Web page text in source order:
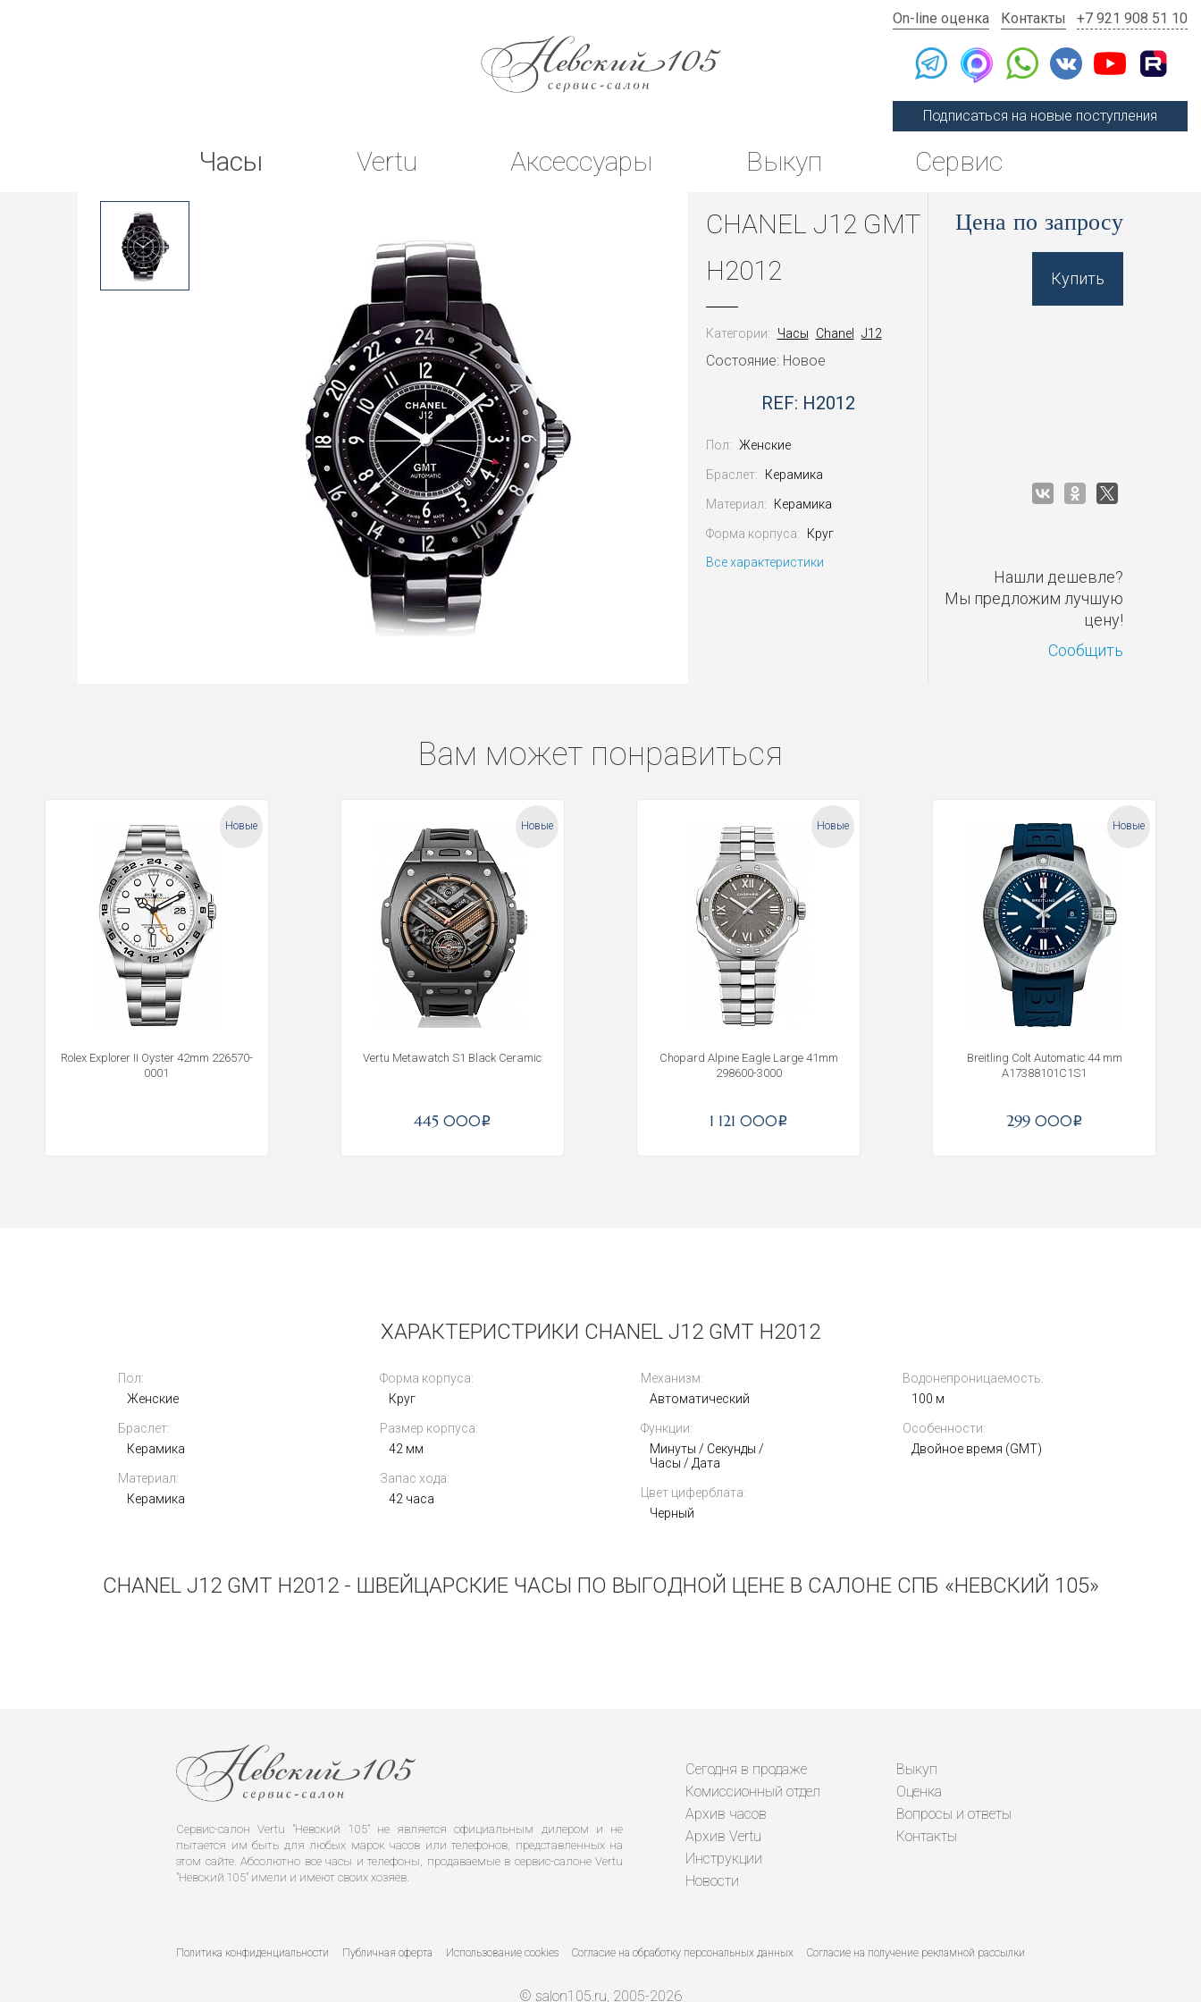
On-line оценка Контакты +7 921 908 51 10
Подписаться на новые поступления
Часы Vertu Аксессуары Выкуп
Сервис
CHANEL J12 GMT
H2012
Категории: Часы Chanel J12
Состояние: Новое
REF: H2012
Пол: Женские
Браслет: Керамика
Материал: Керамика
Форма корпуса:
Круг
Все характеристики
Цена по запросу
Купить
Нашли дешевле?
Мы предложим лучшую
цену!
Сообщить
Вам может понравиться
Новые
Rolex Explorer II Oyster 42mm 226570-
0001
Новые
Vertu Metawatch S1 Black Ceramic
445 000i
Новые
Chopard Alpine Eagle Large 41mm
298600-3000
1 121 000i
Новые
Breitling Colt Automatic 44 mm
A17388101C1S1
299 000i
Rolex Oyster Perpetual 41mm 124300-
0005
1 030 000
ХАРАКТЕРИСТРИКИ CHANEL J12 GMT H2012
Пол:
Женские
Браслет:
Керамика
Материал:
Керамика
Форма корпуса:
Круг
Размер корпуса:
42 мм
Запас хода:
42 часа
Механизм:
Автоматический
Функции:
Минуты / Секунды /
Часы / Дата
Цвет циферблата:
Черный
Водонепроницаемость:
100 м
Особенности:
Двойное время (GMT)
CHANEL J12 GMT H2012 - ШВЕЙЦАРСКИЕ ЧАСЫ ПО ВЫГОДНОЙ ЦЕНЕ В САЛОНЕ СПБ «НЕВСКИЙ 105»
Сервис-салон Vertu "Невский 105" не является официальным дилером и не
пытается им быть для любых марок часов или телефонов, представленных на
этом сайте. Абсолютно все часы и телефоны, продаваемые в сервис-салоне Vertu
"Невский 105" имели и имеют своих хозяев.
Сегодня в продаже
Комиссионный отдел
Архив часов
Архив Vertu
Инструкции
Новости
Выкуп
Оценка
Вопросы и ответы
Контакты
Политика конфиденциальности Публичная оферта Использование cookies Согласие на обработку персональных данных Согласие на получение рекламной рассылки
© salon105.ru, 2005-2026